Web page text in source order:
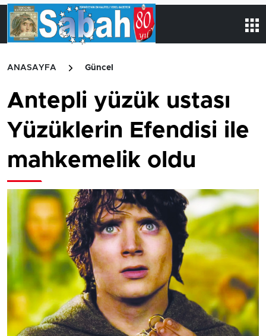
ANASAYFA Güncel
Antepli yüzük ustası
Yüzüklerin Efendisi ile
mahkemelik oldu